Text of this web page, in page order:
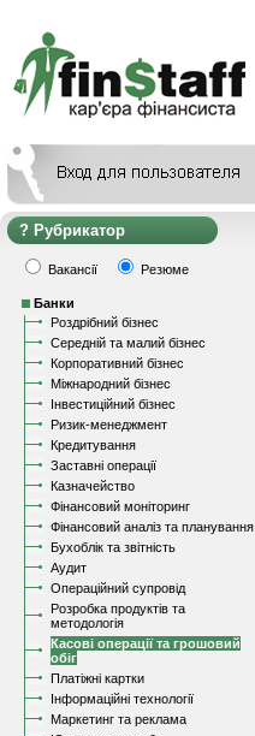
Рубрикатор
Вакансії Резюме
Банки
Роздрібний бізнес
Середній та малий бізнес
Корпоративний бізнес
Міжнародний бізнес
Інвестиційний бізнес
Ризик-менеджмент
Кредитування
Заставні операції
Казначейство
Фінансовий моніторинг
Фінансовий аналіз та планування
Бухоблік та звітність
Аудит
Операційний супровід
Розробка продуктів та
методологія
Касові операції та грошовий
обіг
Платіжні картки
Інформаційні технології
Маркетинг та реклама